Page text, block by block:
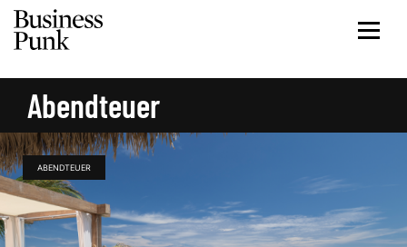
Abendteuer
ABENDTEUER